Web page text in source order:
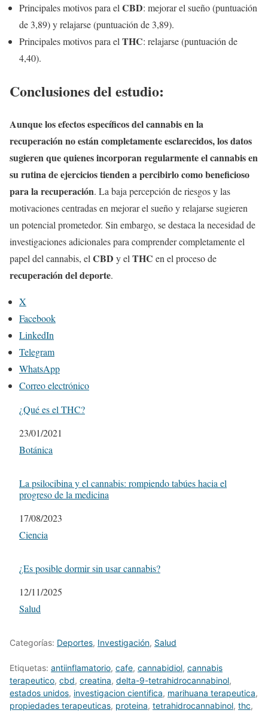
Principales motivos para elCBD: mejorar el sueño (puntuación
de 3,89) y relajarse (puntuación de 3,89).
Principales motivos para elTHC: relajarse (puntuación de
4,40).
Conclusiones del estudio:
Aunque los efectos específicos del cannabis en la
recuperación no están completamente esclarecidos, los datos
sugieren que quienes incorporan regularmente el cannabis en
su rutina de ejercicios tienden a percibirlo como beneficioso
para la recuperación. La baja percepción de riesgos y las
motivaciones centradas en mejorar el sueño y relajarse sugieren
un potencial prometedor. Sin embargo, se destaca la necesidad de
investigaciones adicionales para comprender completamente el
papel del cannabis, el CBD y el THC en el proceso de
recuperación del deporte.
X
Facebook
LinkedIn
Telegram
WhatsApp
Correo electrónico
¿Qué es el THC?
Fecha
23/01/2021
Respecto a
Botánica
La psilocibina y el cannabis: rompiendo tabúes hacia el
progreso de la medicina
Fecha
17/08/2023
Respecto a
Ciencia
¿Es posible dormir sin usar cannabis?
Fecha
12/11/2025
Respecto a
Salud
Categorías: Deportes, Investigación, Salud
Etiquetas: antiinflamatorio, cafe, cannabidiol, cannabis
terapeutico, cbd, creatina, delta-9-tetrahidrocannabinol,
estados unidos, investigacion cientifica, marihuana terapeutica,
propiedades terapeuticas, proteina, tetrahidrocannabinol, thc,